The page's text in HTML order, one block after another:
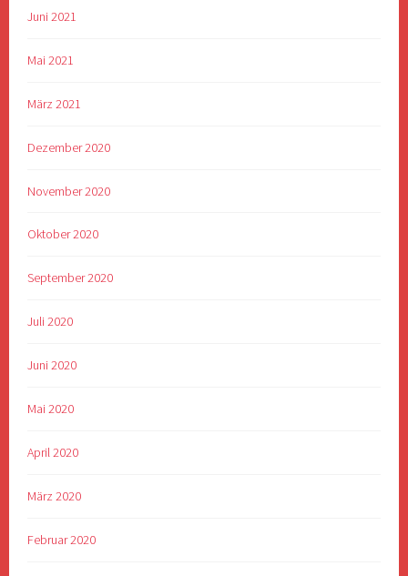
Juni 2021
Mai 2021
März 2021
Dezember 2020
November 2020
Oktober 2020
September 2020
Juli 2020
Juni 2020
Mai 2020
April 2020
März 2020
Februar 2020